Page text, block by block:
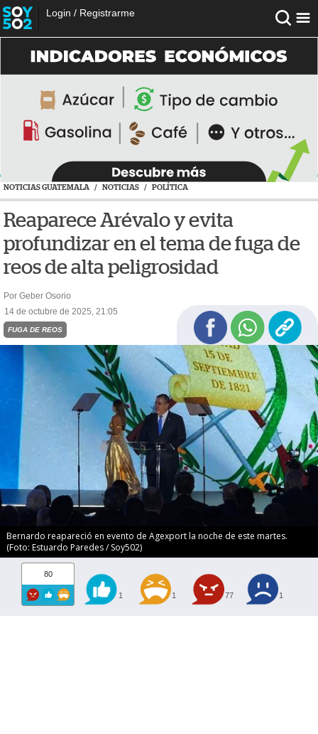
Login / Registrarme
NOTICIAS GUATEMALA / NOTICIAS / POLÍTICA
Reaparece Arévalo y evita
profundizar en el tema de fuga de
reos de alta peligrosidad
Por Geber Osorio
14 de octubre de 2025, 21:05
FUGA DE REOS
Bernardo reapareció en evento de Agexport la noche de este martes.
(Foto: Estuardo Paredes / Soy502)
80
1 1 77 1